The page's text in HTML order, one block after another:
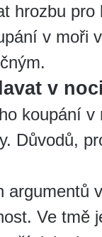
hrozbu pro
v moři
v
koupání v
Důvodů,
argumentů
Ve tmě